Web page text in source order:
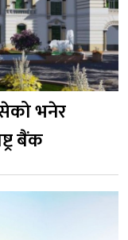
भनेर
बैंक